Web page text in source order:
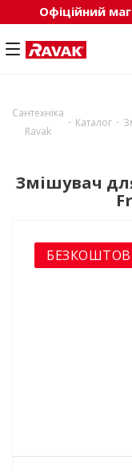
Офіційний
Сантехніка
Ravak
- Каталог -
Змішувач